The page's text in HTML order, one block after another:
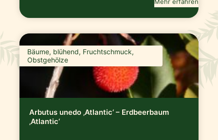
Bäume, blühend, Fruchtschmuck,
Obstgehölze
Arbutus unedo ‚Atlantic‘ – Erdbeerbaum
‚Atlantic‘